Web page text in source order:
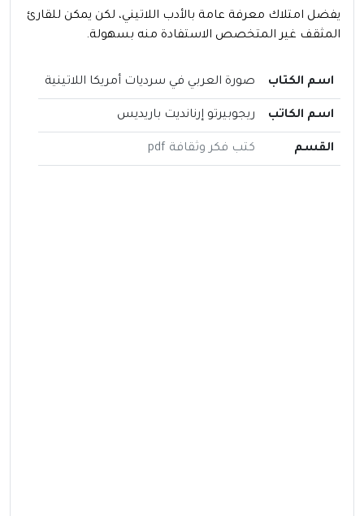
يفضل امتلاك معرفة عامة بالأدب اللاتيني، لكن يمكن للقارئ
المثقف غير المتخصص الاستفادة منه بسهولة.
اسم الكتاب صورة العربي في سرديات أمريكا اللاتينية
اسم الكاتب ريجوبيرتو إرنانديت باريديس
القسم كتب فكر وثقافة pdf